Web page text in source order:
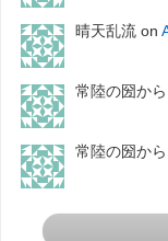
晴天乱流on
常陸の圀から
常陸の圀から